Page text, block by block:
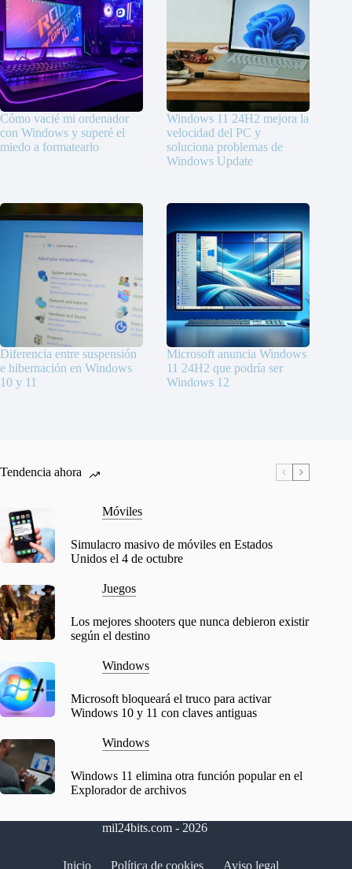
Cómo vacié mi ordenador
con Windows y superé el
miedo a formatearlo
Windows 11 24H2 mejora la
velocidad del PC y
soluciona problemas de
Windows Update
Diferencia entre suspensión
e hibernación en Windows
10 y 11
Microsoft anuncia Windows
11 24H2 que podría ser
Windows 12
Tendencia ahora
Móviles
Simulacro masivo de móviles en Estados
Unidos el 4 de octubre
Juegos
Los mejores shooters que nunca debieron existir
según el destino
Windows
Microsoft bloqueará el truco para activar
Windows 10 y 11 con claves antiguas
Windows
Windows 11 elimina otra función popular en el
Explorador de archivos
mil24bits.com - 2026
Inicio Política de cookies Aviso legal